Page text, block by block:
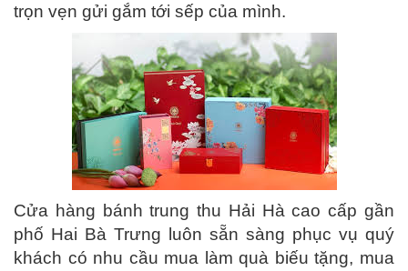
trọn vẹn gửi gắm tới sếp của mình.
Cửa hàng bánh trung thu Hải Hà cao cấp gần
phố Hai Bà Trưng luôn sẵn sàng phục vụ quý
khách có nhu cầu mua làm quà biếu tặng, mua